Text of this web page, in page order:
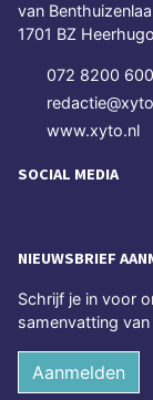
van
1701 BZ
072 8200 600
www.xyto.nl
SOCIAL MEDIA
NIEUWSBRIEF
Schrijf je in voor
samenvatting
Aanmelden